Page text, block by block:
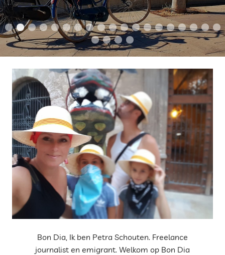
Bon Dia, Ik ben Petra Schouten. Freelance
journalist en emigrant. Welkom op Bon Dia